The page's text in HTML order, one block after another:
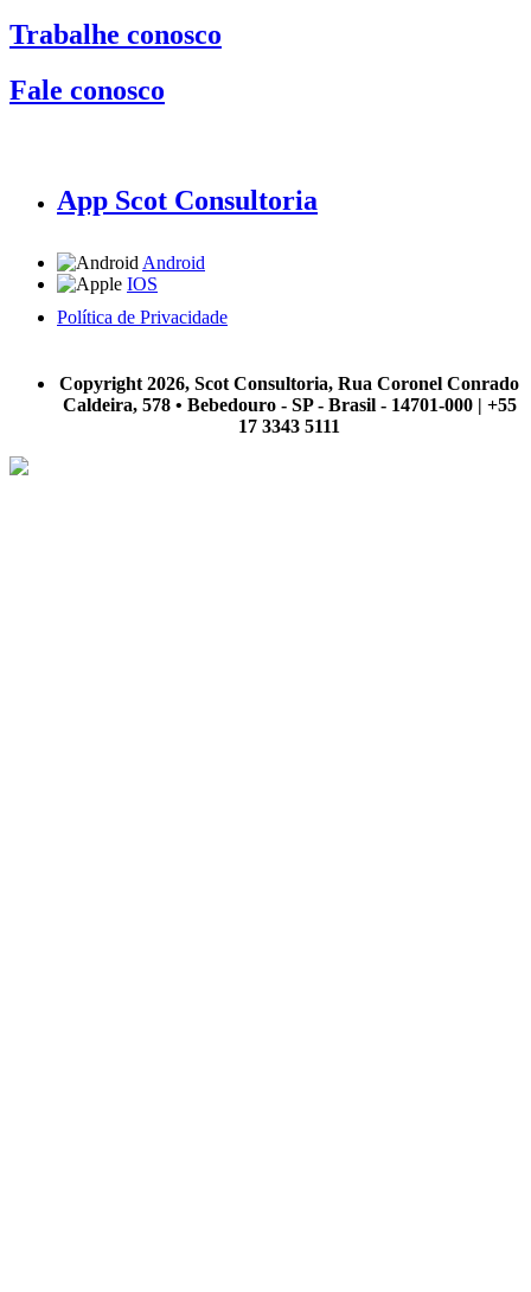
Trabalhe conosco
Fale conosco
App Scot Consultoria
Android
IOS
Política de Privacidade
Copyright 2026, Scot Consultoria, Rua Coronel Conrado
Caldeira, 578 • Bebedouro - SP - Brasil - 14701-000 | +55
17 3343 5111